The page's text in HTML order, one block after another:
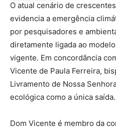
O atual cenário de
evidencia a emergência
por pesquisadores e
diretamente ligada ao
vigente. Em concordância
Vicente de Paula Ferreira,
Livramento de Nossa
ecológica como a única saída.
Dom Vicente é membro da